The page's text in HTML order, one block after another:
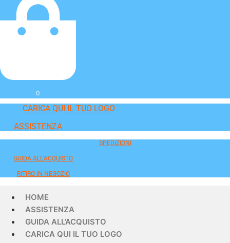
0
CARICA QUI IL TUO LOGO
ASSISTENZA
SPEDIZIONI
GUIDA ALL'ACQUISTO
RITIRO IN NEGOZIO
HOME
ASSISTENZA
GUIDA ALL’ACQUISTO
CARICA QUI IL TUO LOGO